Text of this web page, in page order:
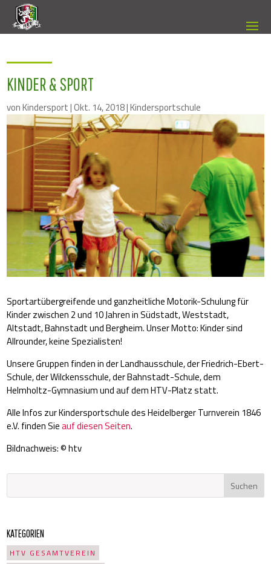
KINDER & SPORT
vonKindersport|Okt. 14, 2018|Kindersportschule
Sportartübergreifende und ganzheitliche Motorik-Schulung für
Kinder zwischen 2 und 10 Jahren in Südstadt, Weststadt,
Altstadt, Bahnstadt und Bergheim. Unser Motto: Kinder sind
Allrounder, keine Spezialisten!
Unsere Gruppen finden in der Landhausschule, der Friedrich-Ebert-
Schule, der Wilckensschule, der Bahnstadt-Schule, dem
Helmholtz-Gymnasium und auf dem HTV-Platz statt.
Alle Infos zur Kindersportschule des Heidelberger Turnverein 1846
e.V. finden Sieauf diesen Seiten.
Bildnachweis: © htv
KATEGORIEN
HTV GESAMTVEREIN